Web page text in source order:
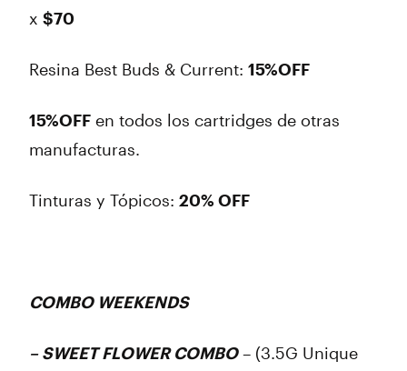
x $70
Resina Best Buds & Current: 15%OFF
15%OFF en todos los cartridges de otras
manufacturas.
Tinturas y Tópicos: 20% OFF
COMBO WEEKENDS
– SWEET FLOWER COMBO– (3.5G Unique